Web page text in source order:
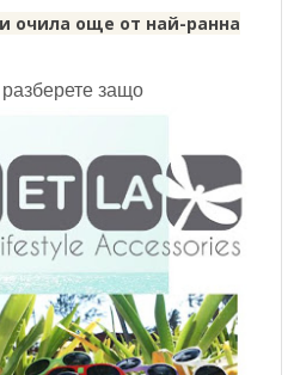
очила още от най-ранна
защо